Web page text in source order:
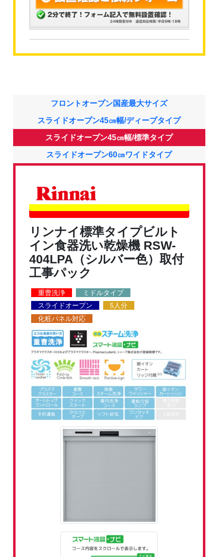
フロントオープン国産最大サイズ
スライドオープン45㎝幅/ディープタイプ
スライドオープン45㎝幅/標準タイプ
スライドオープン60㎝ワイドタイプ
リンナイ標準タイプビルト
イン食器洗い乾燥機 RSW-
404LPA（シルバー色）取付
工事パック
重曹洗浄
ミドルタイプ
スライドオープン
5人分
化粧パネル対応